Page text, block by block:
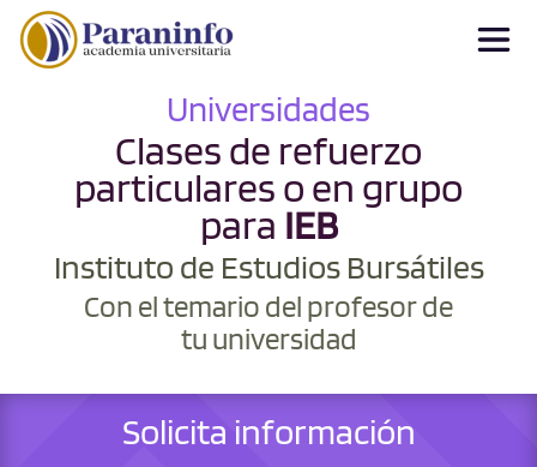
Universidades
Clases de refuerzo
particulares o en grupo
para IEB
Instituto de Estudios Bursátiles
Con el temario del profesor de
tu universidad
Solicita información